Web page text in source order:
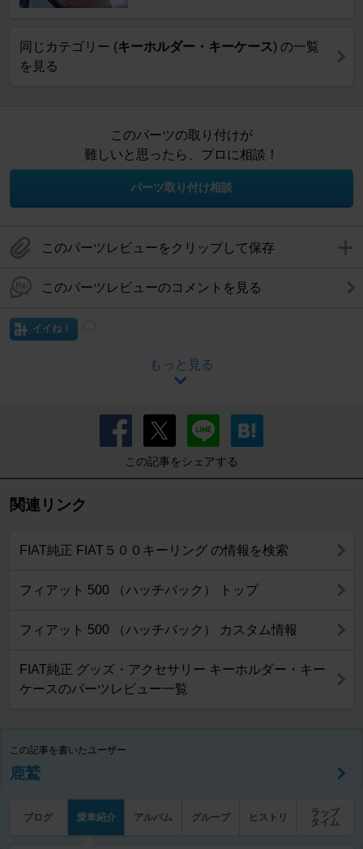
同じカテゴリー (キーホルダー・キーケース) の一覧
を見る
このパーツの取り付けが
難しいと思ったら、プロに相談！
パーツ取り付け相談
このパーツレビューをクリップして保存
このパーツレビューのコメントを見る
イイね！
もっと見る
この記事をシェアする
関連リンク
FIAT純正 FIAT５００キーリング の情報を検索
フィアット 500 （ハッチバック） トップ
フィアット 500 （ハッチバック） カスタム情報
FIAT純正 グッズ・アクセサリー キーホルダー・キー
ケースのパーツレビュー一覧
この記事を書いたユーザー
鹿鷲
ブログ 愛車紹介 アルバム グループ ヒストリ
ラップ
タイム